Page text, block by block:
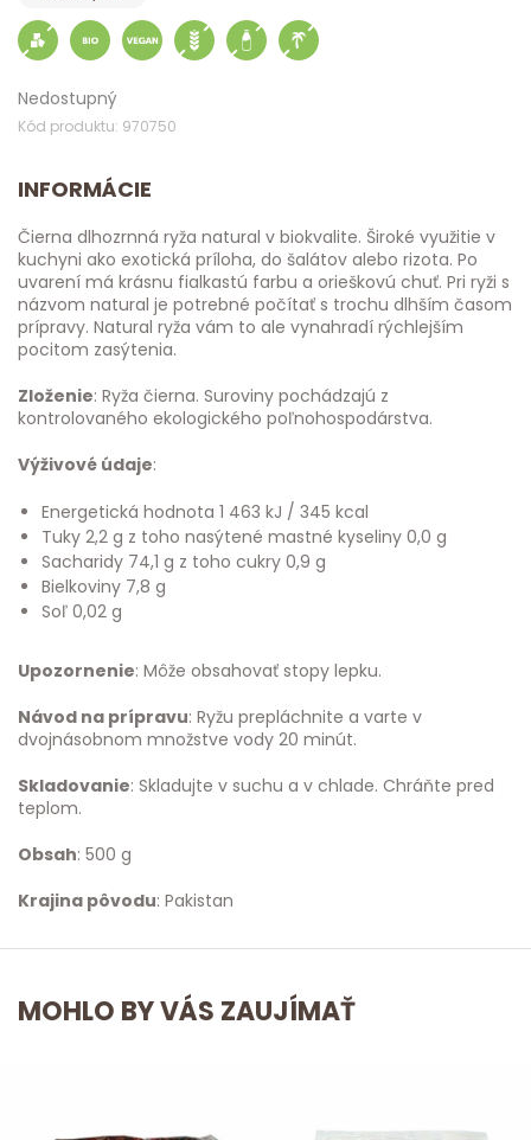
Nedostupný
Kód produktu: 970750
INFORMÁCIE
Čierna dlhozrnná ryža natural v biokvalite. Široké využitie v
kuchyni ako exotická príloha, do šalátov alebo rizota. Po
uvarení má krásnu fialkastú farbu a orieškovú chuť. Pri ryži s
názvom natural je potrebné počítať s trochu dlhším časom
prípravy. Natural ryža vám to ale vynahradí rýchlejším
pocitom zasýtenia.
Zloženie: Ryža čierna. Suroviny pochádzajú z
kontrolovaného ekologického poľnohospodárstva.
Výživové údaje:
Energetická hodnota 1 463 kJ / 345 kcal
Tuky 2,2 g z toho nasýtené mastné kyseliny 0,0 g
Sacharidy 74,1 g z toho cukry 0,9 g
Bielkoviny 7,8 g
Soľ 0,02 g
Upozornenie: Môže obsahovať stopy lepku.
Návod na prípravu: Ryžu prepláchnite a varte v
dvojnásobnom množstve vody 20 minút.
Skladovanie: Skladujte v suchu a v chlade. Chráňte pred
teplom.
Obsah: 500 g
Krajina pôvodu: Pakistan
MOHLO BY VÁS ZAUJÍMAŤ